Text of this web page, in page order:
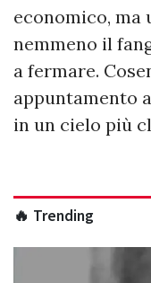
economico,
nemmeno il
a fermare.
appuntamento
in un cielo più
🔥 Trending